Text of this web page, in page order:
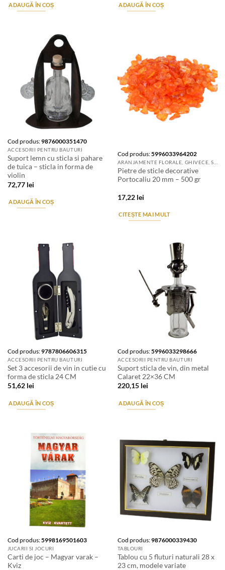
ADAUGĂ ÎN COȘ ADAUGĂ ÎN COȘ
Cod produs:9876000351470
ACCESORII PENTRU BAUTURI
Suport lemn cu sticla si pahare
de tuica – sticla in forma de
violin
72,77 lei
ADAUGĂ ÎN COȘ
Cod produs:5996033964202
ARANJAMENTE FLORALE, GHIVECE, SUPORTURI DE FLORI & ACCESORII
Pietre de sticle decorative
Portocaliu 20 mm – 500 gr
17,22 lei
CITEȘTE MAI MULT
Cod produs:9787806606315
ACCESORII PENTRU BAUTURI
Set 3 accesorii de vin in cutie cu
forma de sticla 24 CM
51,62 lei
ADAUGĂ ÎN COȘ
Cod produs:5996033298666
ACCESORII PENTRU BAUTURI
Suport sticla de vin, din metal
Calaret 22×36 CM
220,15 lei
ADAUGĂ ÎN COȘ
Cod produs:5998169501603
JUCARII SI JOCURI
Carti de joc – Magyar varak –
Kviz
Cod produs:9876000339430
TABLOURI
Tablou cu 5 fluturi naturali 28 x
23 cm, modele variate